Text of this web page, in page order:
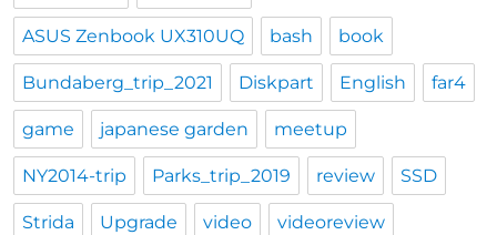
ASUS Zenbook UX310UQ bash book
Bundaberg_trip_2021 Diskpart English far4
game japanese garden meetup
NY2014-trip Parks_trip_2019 review SSD
Strida Upgrade video videoreview